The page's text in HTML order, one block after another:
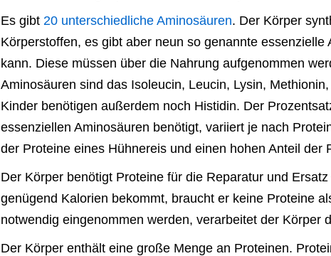
Es gibt 20 unterschiedliche Aminosäuren. Der Körper
Körperstoffen, es gibt aber neun so genannte
kann. Diese müssen über die Nahrung aufgenommen
Aminosäuren sind das Isoleucin, Leucin, Lysin,
Kinder benötigen außerdem noch Histidin. Der
essenziellen Aminosäuren benötigt, variiert je nach
der Proteine eines Hühnereis und einen hohen Anteil der
Der Körper benötigt Proteine für die Reparatur und
genügend Kalorien bekommt, braucht er keine Proteine
notwendig eingenommen werden, verarbeitet der Körper
Der Körper enthält eine große Menge an Proteinen.